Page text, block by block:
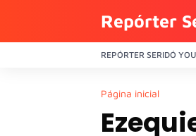
Repórter
REPÓRTER SERIDÓ
Página inicial